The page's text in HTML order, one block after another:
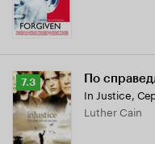
Рейтинг
Кинопоиска
7.3
7.3 По
In Justice,
Luther Cain